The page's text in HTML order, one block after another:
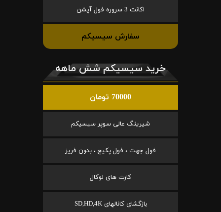
اکانت 3 سروره فول آپشن
سفارش سیسیکم
خرید سیسیکم شش ماهه
70000 تومان
شیرینگ عالی سوپر سیسیکم
فول جهت ، فول پکیج ، بدون فریز
کارت های لوکال
بازگشای کانالهای SD,HD,4K